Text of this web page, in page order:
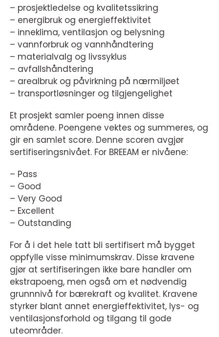
– prosjektledelse og kvalitetssikring
– energibruk og energieffektivitet
– inneklima, ventilasjon og belysning
– vannforbruk og vannhåndtering
– materialvalg og livssyklus
– avfallshåndtering
– arealbruk og påvirkning på nærmiljøet
– transportløsninger og tilgjengelighet
Et prosjekt samler poeng innen disse
områdene. Poengene vektes og summeres, og
gir en samlet score. Denne scoren avgjør
sertifiseringsnivået. For BREEAM er nivåene:
– Pass
– Good
– Very Good
– Excellent
– Outstanding
For å i det hele tatt bli sertifisert må bygget
oppfylle visse minimumskrav. Disse kravene
gjør at sertifiseringen ikke bare handler om
ekstrapoeng, men også om et nødvendig
grunnnivå for bærekraft og kvalitet. Kravene
styrker blant annet energieffektivitet, lys- og
ventilasjonsforhold og tilgang til gode
uteområder.